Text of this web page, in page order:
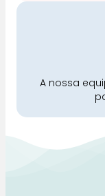
A nossa